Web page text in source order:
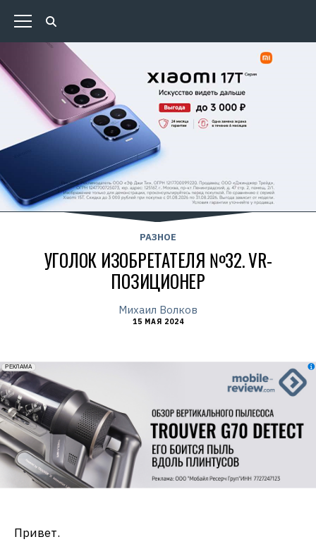
РАЗНОЕ
УГОЛОК ИЗОБРЕТАТЕЛЯ №32. VR-
ПОЗИЦИОНЕР
Михаил Волков
15 МАЯ 2024
erid: 2VfnxxmNzs5
РЕКЛАМА
Привет.